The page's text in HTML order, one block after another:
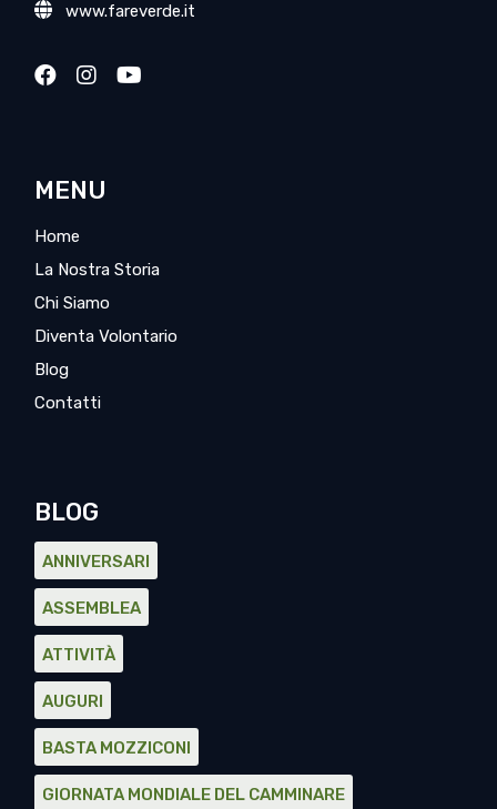
www.fareverde.it
MENU
Home
La Nostra Storia
Chi Siamo
Diventa Volontario
Blog
Contatti
BLOG
ANNIVERSARI
ASSEMBLEA
ATTIVITÀ
AUGURI
BASTA MOZZICONI
GIORNATA MONDIALE DEL CAMMINARE